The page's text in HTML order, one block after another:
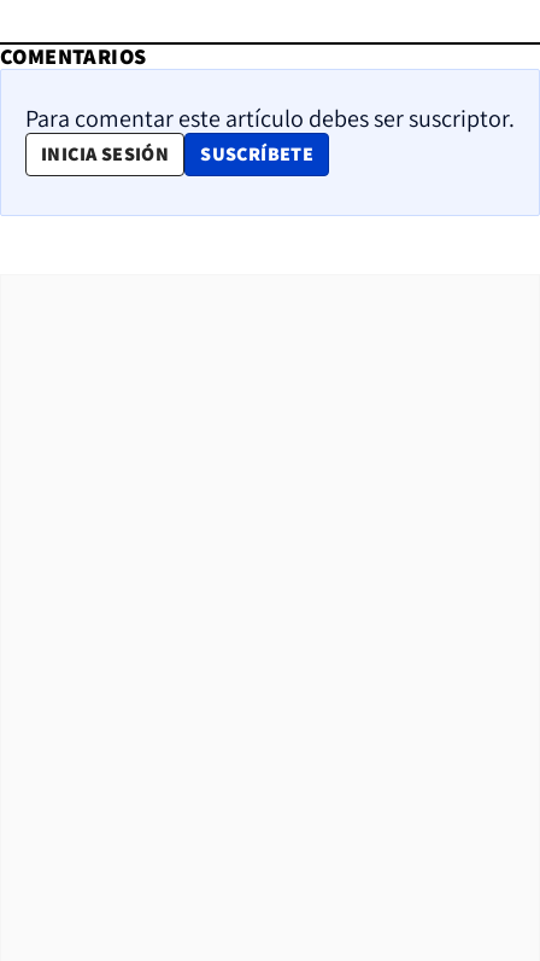
COMENTARIOS
Para comentar este artículo debes ser suscriptor.
INICIA SESIÓN SUSCRÍBETE
OPENS IN NEW WINDOW